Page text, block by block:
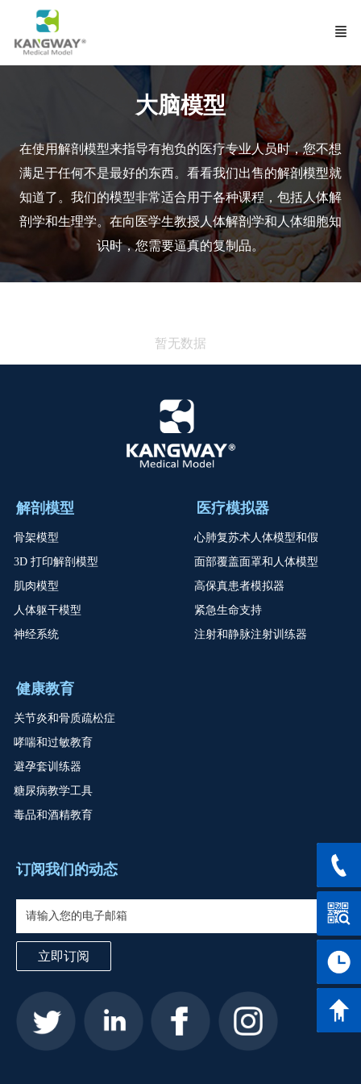
大脑模型
在使用解剖模型来指导有抱负的医疗专业人员时，您不想
满足于任何不是最好的东西。看看我们出售的解剖模型就
知道了。我们的模型非常适合用于各种课程，包括人体解
剖学和生理学。在向医学生教授人体解剖学和人体细胞知
识时，您需要逼真的复制品。
暂无数据
解剖模型
骨架模型
3D 打印解剖模型
肌肉模型
人体躯干模型
神经系统
医疗模拟器
心肺复苏术人体模型和假
面部覆盖面罩和人体模型
高保真患者模拟器
紧急生命支持
注射和静脉注射训练器
健康教育
关节炎和骨质疏松症
哮喘和过敏教育
避孕套训练器
糖尿病教学工具
毒品和酒精教育
订阅我们的动态
立即订阅
服务
工作
返回